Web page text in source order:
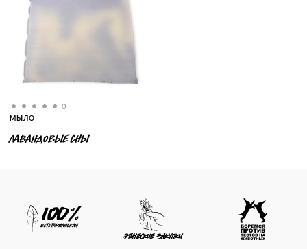
0
МЫЛО
ЛАВАНДОВЫЕ СНЫ